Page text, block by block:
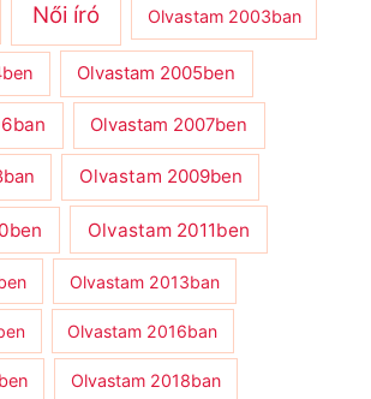
Női író Olvastam 2003ban
Olvastam 2005ben
Olvastam 2007ben
Olvastam 2009ben
Olvastam 2011ben
Olvastam 2013ban
Olvastam 2016ban
Olvastam 2018ban